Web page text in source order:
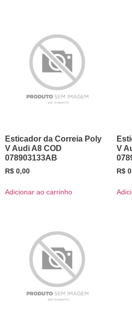
Esticador da Correia Poly
V Audi A8 COD
078903133AB
R$ 0,00
Adicionar ao carrinho
V
R$